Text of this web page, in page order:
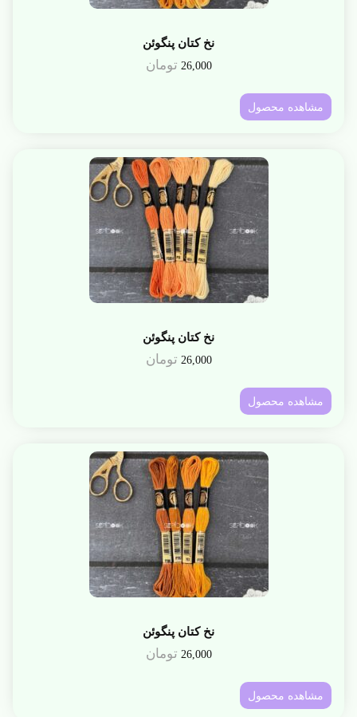
نخ کتان پنگوئن
26,000 تومان
مشاهده محصول
نخ کتان پنگوئن
26,000 تومان
مشاهده محصول
نخ کتان پنگوئن
26,000 تومان
مشاهده محصول